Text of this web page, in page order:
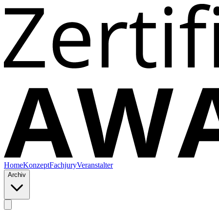
HomeKonzeptFachjuryVeranstalter
Archiv